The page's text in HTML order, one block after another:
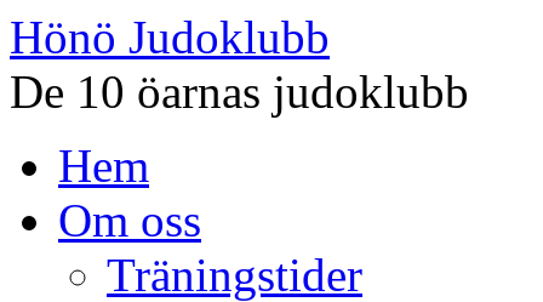
Hönö Judoklubb
De 10 öarnas judoklubb
till
innehållHem
Om oss
Träningstider